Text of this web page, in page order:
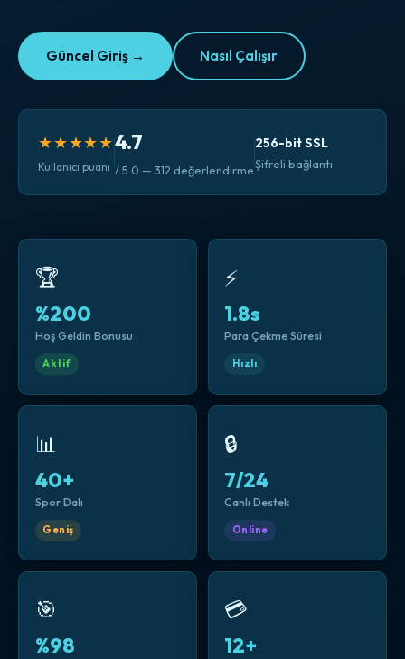
Güncel Giriş → Nasıl Çalışır
★★★★★
Kullanıcı puanı
4.7
/ 5.0 — 312 değerlendirme
256-bit SSL
Şifreli bağlantı
🏆
%200
Hoş Geldin Bonusu
Aktif
⚡
1.8s
Para Çekme Süresi
Hızlı
📊
40+
Spor Dalı
Geniş
🔒
7/24
Canlı Destek
Online
🎯
%98
💳
12+